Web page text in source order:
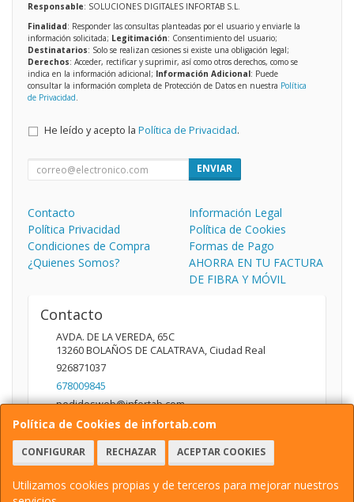
Política de Cookies de infortab.com
CONFIGURAR RECHAZAR ACEPTAR COOKIES
Utilizamos cookies propias y de terceros para mejorar nuestros
Responsable: SOLUCIONES DIGITALES INFORTAB S.L.
Finalidad: Responder las consultas planteadas por el usuario y enviarle la
información solicitada; Legitimación: Consentimiento del usuario;
Destinatarios: Solo se realizan cesiones si existe una obligación legal;
Derechos: Acceder, rectificar y suprimir, así como otros derechos, como se
indica en la información adicional; Información Adicional: Puede
consultar la información completa de Protección de Datos en nuestra Política
de Privacidad.
He leído y acepto la Política de Privacidad.
ENVIAR
Contacto
Información Legal
Política Privacidad
Política de Cookies
Condiciones de Compra
Formas de Pago
¿Quienes Somos?
AHORRA EN TU FACTURA
DE FIBRA Y MÓVIL
Contacto
AVDA. DE LA VEREDA, 65C
13260BOLAÑOS DE CALATRAVA, Ciudad Real
926871037
678009845
pedidosweb@infortab.com
Horario
10:00 A 14:00 17:00 A 20:30